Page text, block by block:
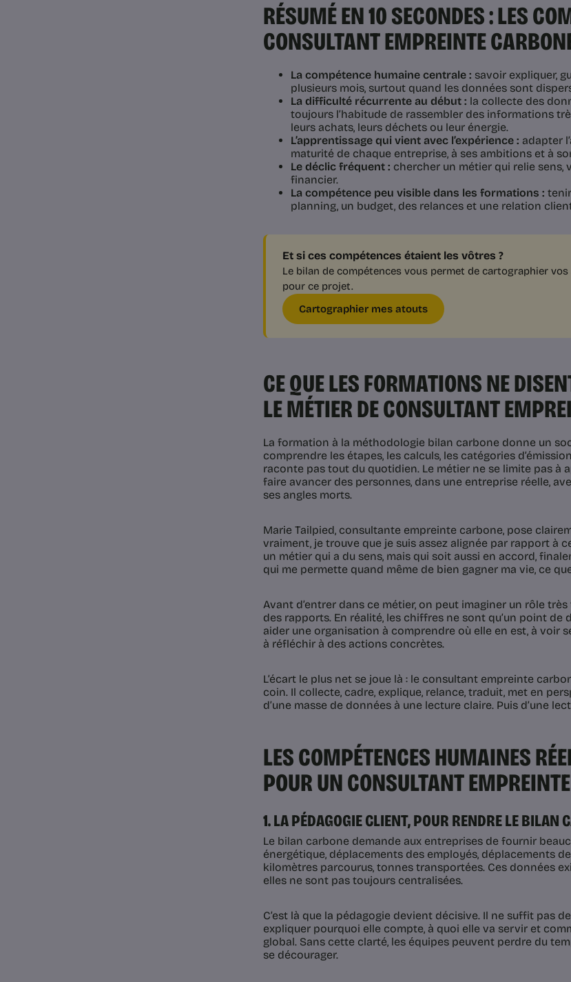
RÉSUMÉ EN 10 SECONDES : LES
CONSULTANT EMPREINTE
La compétence humaine centrale : savoir expliquer,
plusieurs mois, surtout quand les données sont
La difficulté récurrente au début : la collecte des
toujours l’habitude de rassembler des informations
leurs achats, leurs déchets ou leur énergie.
L’apprentissage qui vient avec l’expérience : adapter
maturité de chaque entreprise, à ses ambitions et à
Le déclic fréquent : chercher un métier qui relie sens,
financier.
La compétence peu visible dans les formations :
planning, un budget, des relances et une relation
Et si ces compétences étaient les vôtres ?
Le bilan de compétences vous permet de cartographier
pour ce projet.
Cartographier mes atouts
CE QUE LES FORMATIONS NE
LE MÉTIER DE CONSULTANT
La formation à la méthodologie bilan carbone donne un
comprendre les étapes, les calculs, les catégories
raconte pas tout du quotidien. Le métier ne se limite pas à
faire avancer des personnes, dans une entreprise réelle,
ses angles morts.
Marie Tailpied, consultante empreinte carbone, pose
vraiment, je trouve que je suis assez alignée par rapport à
un métier qui a du sens, mais qui soit aussi en accord,
qui me permette quand même de bien gagner ma vie, ce
Avant d’entrer dans ce métier, on peut imaginer un rôle
des rapports. En réalité, les chiffres ne sont qu’un point
aider une organisation à comprendre où elle en est, à voir
à réfléchir à des actions concrètes.
L’écart le plus net se joue là : le consultant empreinte
coin. Il collecte, cadre, explique, relance, traduit, met en
d’une masse de données à une lecture claire. Puis d’une
LES COMPÉTENCES HUMAINES
POUR UN CONSULTANT
1. LA PÉDAGOGIE CLIENT, POUR RENDRE LE BILAN
Le bilan carbone demande aux entreprises de fournir
énergétique, déplacements des employés, déplacements
kilomètres parcourus, tonnes transportées. Ces données
elles ne sont pas toujours centralisées.
C’est là que la pédagogie devient décisive. Il ne suffit pas
expliquer pourquoi elle compte, à quoi elle va servir et
global. Sans cette clarté, les équipes peuvent perdre du
se décourager.